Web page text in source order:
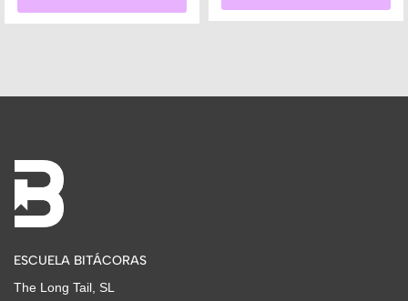
ESCUELA BITÁCORAS
The Long Tail, SL